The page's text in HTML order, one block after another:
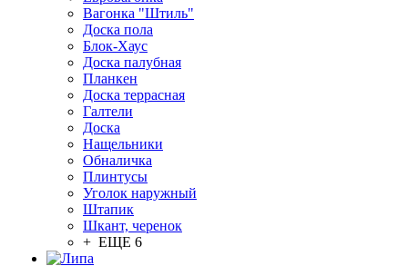
Вагонка "Штиль"
Доска пола
Блок-Хаус
Доска палубная
Планкен
Доска террасная
Галтели
Доска
Нащельники
Обналичка
Плинтусы
Уголок наружный
Штапик
Шкант, черенок
+ ЕЩЕ 6